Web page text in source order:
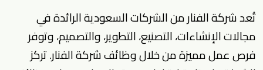
تُعد شركة الفنار من الشركات السعودية الرائدة في
مجالات الإنشاءات، التصنيع، التطوير، والتصميم، وتوفر
فرص عمل مميزة من خلال وظائف شركة الفنار. تركز